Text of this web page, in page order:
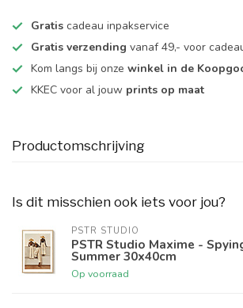
Gratis cadeau inpakservice
Gratis verzending vanaf 49,- voor
Kom langs bij onze winkel in de
KKEC voor al jouw prints op maat
Productomschrijving
Is dit misschien ook iets voor jou?
PSTR STUDIO
PSTR Studio Maxime -
Summer 30x40cm
Op voorraad